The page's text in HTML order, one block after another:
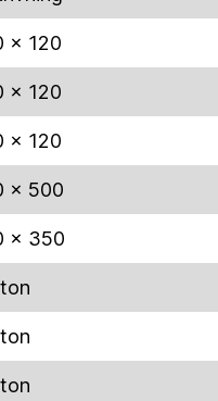
x 120
x 120
x 120
x 500
x 350